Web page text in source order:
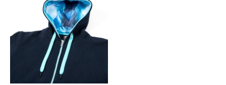
varianter.
Alternativene
kan
velges
på
produktsiden